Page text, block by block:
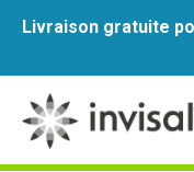
Livraison gratuite